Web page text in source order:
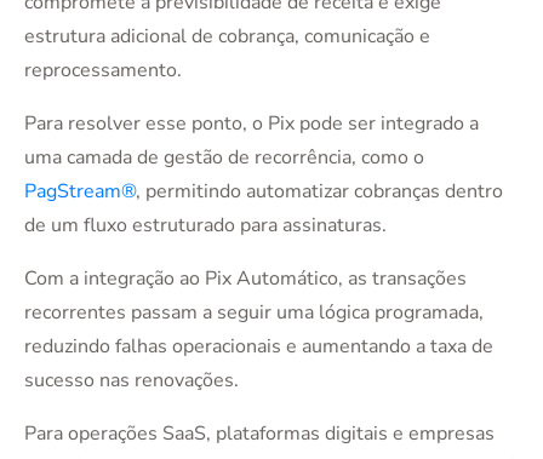
estrutura adicional de cobrança, comunicação e
reprocessamento.
Para resolver esse ponto, o Pix pode ser integrado a
uma camada de gestão de recorrência, como o
PagStream®, permitindo automatizar cobranças dentro
de um fluxo estruturado para assinaturas.
Com a integração ao Pix Automático, as transações
recorrentes passam a seguir uma lógica programada,
reduzindo falhas operacionais e aumentando a taxa de
sucesso nas renovações.
Para operações SaaS, plataformas digitais e empresas